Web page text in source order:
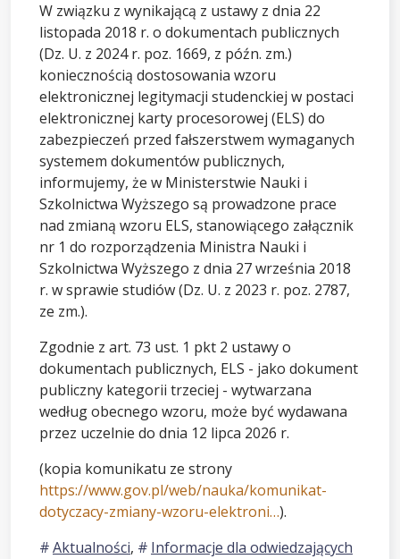
W związku z wynikającą z ustawy z dnia 22
listopada 2018 r. o dokumentach publicznych
(Dz. U. z 2024 r. poz. 1669, z późn. zm.)
koniecznością dostosowania wzoru
elektronicznej legitymacji studenckiej w postaci
elektronicznej karty procesorowej (ELS) do
zabezpieczeń przed fałszerstwem wymaganych
systemem dokumentów publicznych,
informujemy, że w Ministerstwie Nauki i
Szkolnictwa Wyższego są prowadzone prace
nad zmianą wzoru ELS, stanowiącego załącznik
nr 1 do rozporządzenia Ministra Nauki i
Szkolnictwa Wyższego z dnia 27 września 2018
r. w sprawie studiów (Dz. U. z 2023 r. poz. 2787,
ze zm.).
Zgodnie z art. 73 ust. 1 pkt 2 ustawy o
dokumentach publicznych, ELS - jako dokument
publiczny kategorii trzeciej - wytwarzana
według obecnego wzoru, może być wydawana
przez uczelnie do dnia 12 lipca 2026 r.
(kopia komunikatu ze strony
https://www.gov.pl/web/nauka/komunikat-
dotyczacy-zmiany-wzoru-elektroni…).
Aktualności, Informacje dla odwiedzających